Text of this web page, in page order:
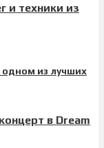
и техники из
в Dream